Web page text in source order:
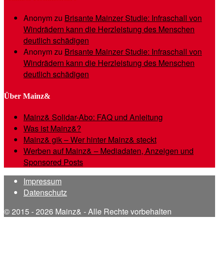
Anonymzu Brisante Mainzer Studie: Infraschall von
Windrädern kann die Herzleistung des Menschen
deutlich schädigen
Anonymzu Brisante Mainzer Studie: Infraschall von
Windrädern kann die Herzleistung des Menschen
deutlich schädigen
Über Mainz&
Mainz& Solidar-Abo: FAQ und Anleitung
Was ist Mainz&?
Mainz& gik – Wer hinter Mainz& steckt
Werben auf Mainz& – Mediadaten, Anzeigen und
Sponsored Posts
Impressum
Datenschutz
© 2015 - 2026 Mainz& - Alle Rechte vorbehalten